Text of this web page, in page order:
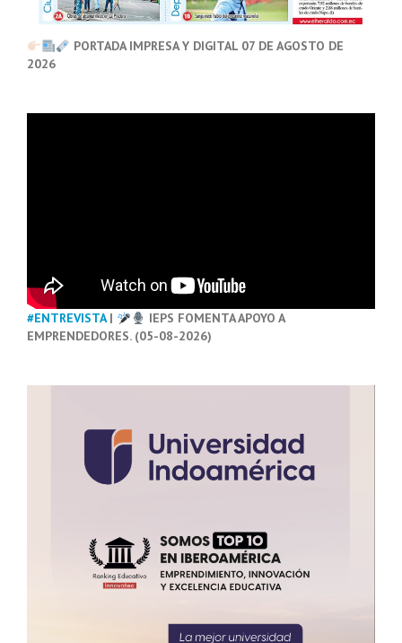
PORTADA IMPRESA Y DIGITAL 07 DE AGOSTO DE
2026
#ENTREVISTA|
IEPS FOMENTA APOYO A
EMPRENDEDORES. (05-08-2026)